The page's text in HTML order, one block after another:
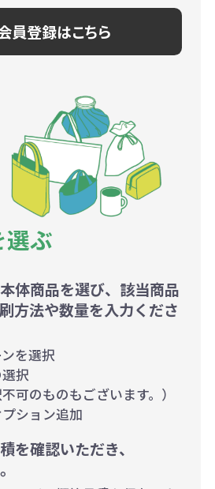
員登録はこちら
選ぶ
体商品を選び、該当商品
方法や数量を入力くださ
を選択
択
可のものもございます。）
ション追加
を確認いただき、